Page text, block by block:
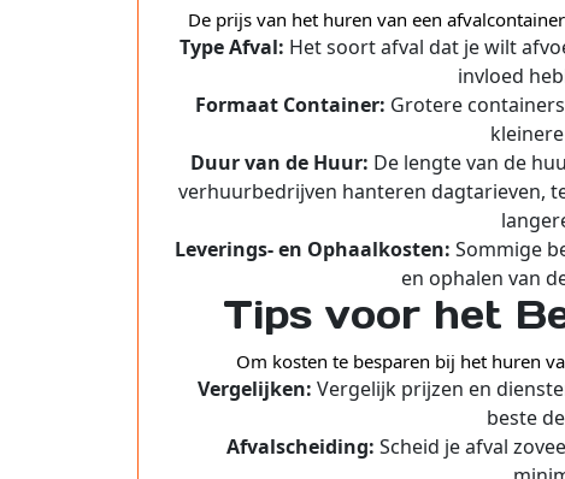
De prijs van het huren van een
Type Afval: Het soort afval dat je wilt
invloed
Formaat Container: Grotere
Duur van de Huur: De lengte van de
verhuurbedrijven hanteren dagtarieven,
Leverings- en Ophaalkosten: Sommige
en ophalen van
Tips voor het
Om kosten te besparen bij het huren
Vergelijken: Vergelijk prijzen en
beste
Afvalscheiding: Scheid je afval